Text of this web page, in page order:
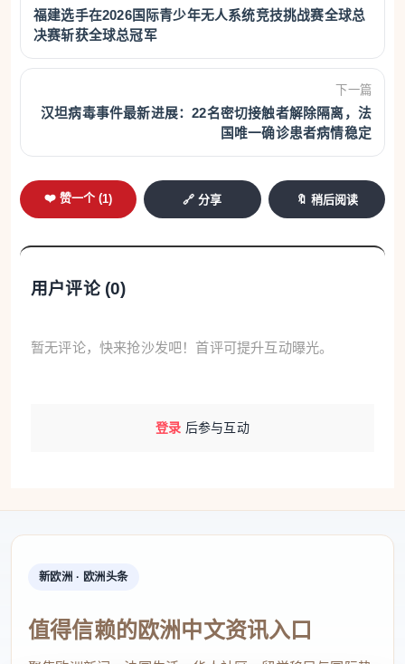
福建选手在2026国际青少年无人系统竞技挑战赛全球总
决赛斩获全球总冠军
下一篇
汉坦病毒事件最新进展：22名密切接触者解除隔离，法
国唯一确诊患者病情稳定
❤️ 赞一个 (1) 🔗 分享 🔖 稍后阅读
用户评论 (0)
暂无评论，快来抢沙发吧！首评可提升互动曝光。
登录 后参与互动
新欧洲 · 欧洲头条
值得信赖的欧洲中文资讯入口